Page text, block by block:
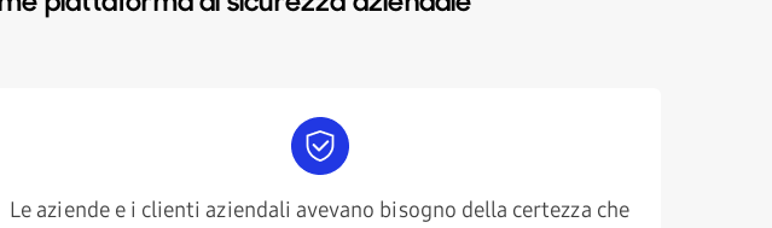
Le aziende e i clienti aziendali avevano bisogno della certezza che